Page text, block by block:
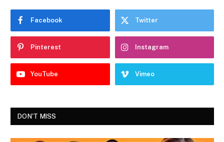
Facebook Twitter
Pinterest Instagram
YouTube Vimeo
DON'T MISS